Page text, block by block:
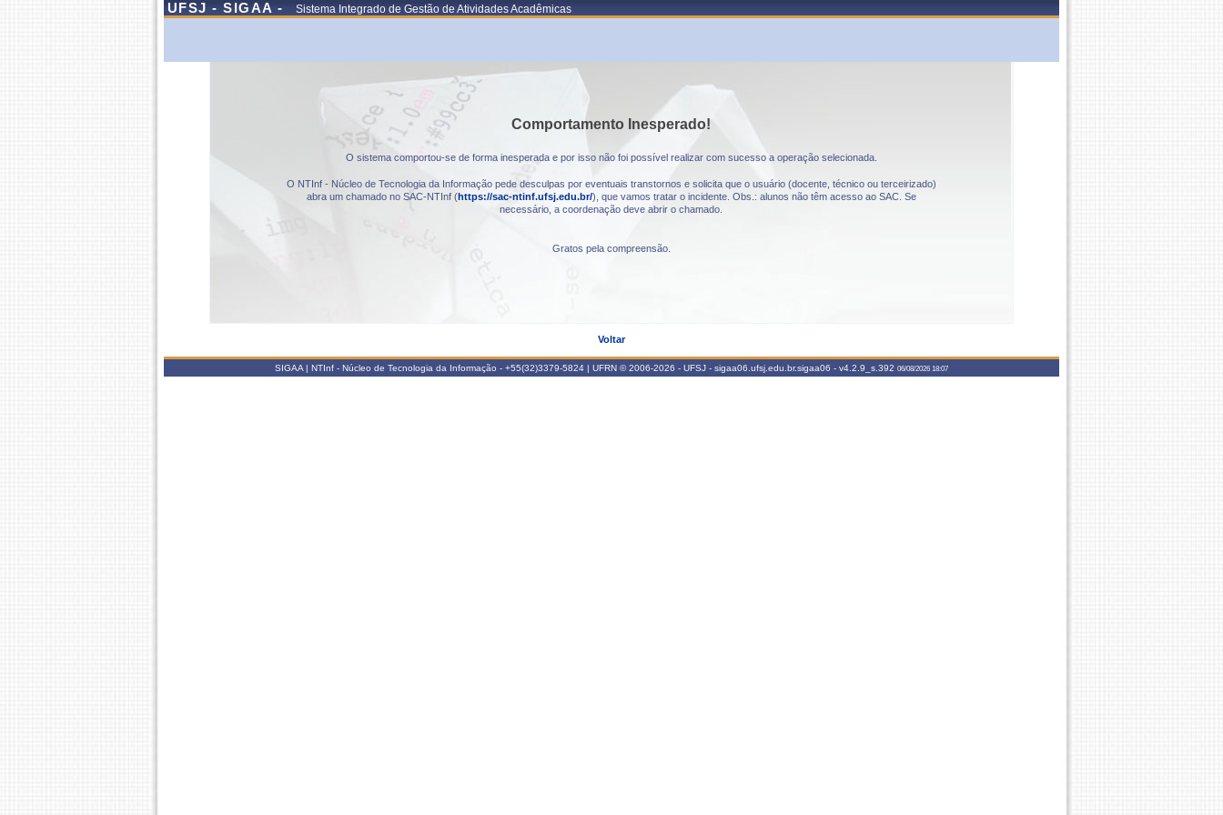
UFSJ - SIGAA - Sistema Integrado de Gestão de Atividades Acadêmicas
Comportamento Inesperado!
O sistema comportou-se de forma inesperada e por isso não foi possível realizar com sucesso a operação selecionada.
O NTInf - Núcleo de Tecnologia da Informação pede desculpas por eventuais transtornos e solicita que o usuário (docente, técnico ou terceirizado)
abra um chamado no SAC-NTInf (https://sac-ntinf.ufsj.edu.br/), que vamos tratar o incidente. Obs.: alunos não têm acesso ao SAC. Se
necessário, a coordenação deve abrir o chamado.
Gratos pela compreensão.
Voltar
SIGAA | NTInf - Núcleo de Tecnologia da Informação - +55(32)3379-5824 | UFRN © 2006-2026 - UFSJ - sigaa06.ufsj.edu.br.sigaa06 - v4.2.9_s.392 06/08/2026 18:07